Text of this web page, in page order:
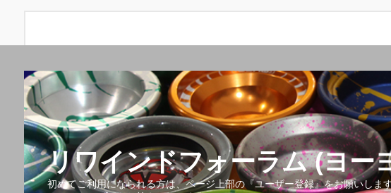
リワインドフォーラム (ヨー
初めてご利用になられる方は、ページ上部の『ユーザー登録』をお願いし